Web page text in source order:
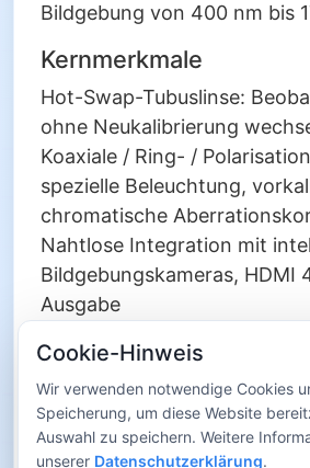
Bildgebung von 400 nm bis
Kernmerkmale
Hot-Swap-Tubuslinse:
ohne Neukalibrierung
Koaxiale / Ring- /
spezielle Beleuchtung,
chromatische
Nahtlose Integration mit
Bildgebungskameras, HDMI
Ausgabe
Defekterkennung
Anwendungsszenarien
DIC: Transparente Filme,
Reliefkontrast •BMM:
Cookie-Hinweis
Wir verwenden notwendige Cookies
Speicherung, um diese Website
Auswahl zu speichern. Weitere
unserer Datenschutzerklärung.